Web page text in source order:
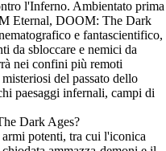
l'Inferno. Ambientato prima
Eternal, DOOM: The Dark
e fantascientifico,
da sbloccare e nemici da
nei confini più remoti
del passato dello
paesaggi infernali, campi di
Dark Ages?
potenti, tra cui l'iconica